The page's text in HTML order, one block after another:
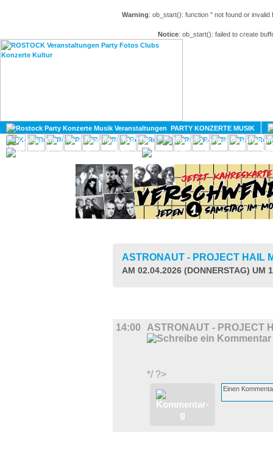
Warning: ob_start(): function '' not found or
Notice: ob_start(): failed to create
PARTY KONZERTE MUSIK
KULTUR
GAY
ASTRONAUT - PROJECT HAIL
AM 02.04.2026 (DONNERSTAG) UM
14:00 ASTRONAUT - PROJECT
*/ ?>